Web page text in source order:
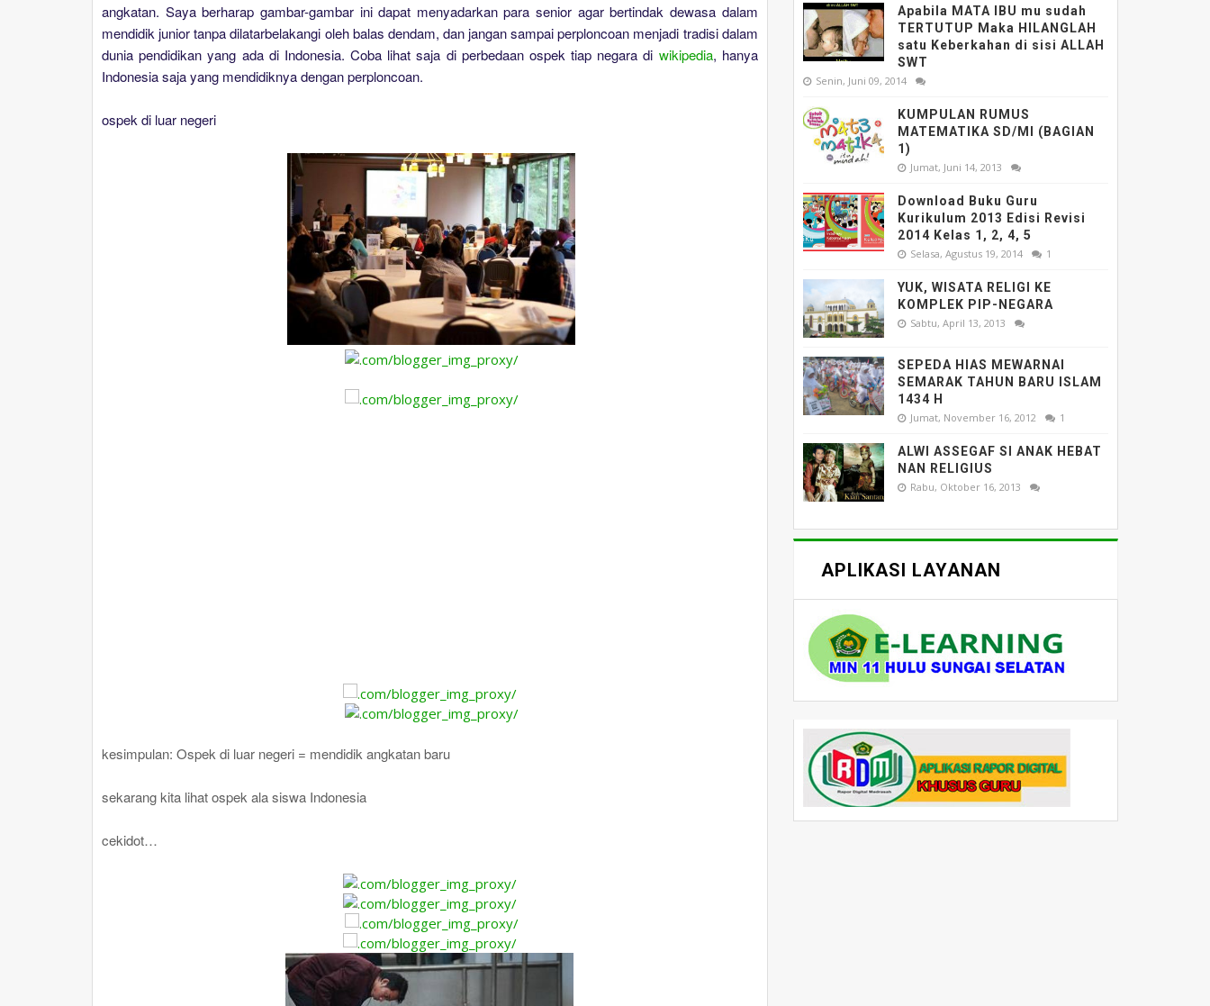
angkatan. Saya berharap gambar-gambar ini dapat menyadarkan para senior agar bertindak dewasa dalam
mendidik junior tanpa dilatarbelakangi oleh balas dendam, dan jangan sampai perploncoan menjadi tradisi dalam
dunia pendidikan yang ada di Indonesia. Coba lihat saja di perbedaan ospek tiap negara di wikipedia, hanya
Indonesia saja yang mendidiknya dengan perploncoan.
ospek di luar negeri
kesimpulan: Ospek di luar negeri = mendidik angkatan baru
sekarang kita lihat ospek ala siswa Indonesia
cekidot…
Apabila MATA IBU mu sudah
TERTUTUP Maka HILANGLAH
satu Keberkahan di sisi ALLAH
SWT
Senin, Juni 09, 2014
KUMPULAN RUMUS
MATEMATIKA SD/MI (BAGIAN
1)
Jumat, Juni 14, 2013
Download Buku Guru
Kurikulum 2013 Edisi Revisi
2014 Kelas 1, 2, 4, 5
Selasa, Agustus 19, 2014 1
YUK, WISATA RELIGI KE
KOMPLEK PIP-NEGARA
Sabtu, April 13, 2013
SEPEDA HIAS MEWARNAI
SEMARAK TAHUN BARU ISLAM
1434 H
Jumat, November 16, 2012 1
ALWI ASSEGAF SI ANAK HEBAT
NAN RELIGIUS
Rabu, Oktober 16, 2013
APLIKASI LAYANAN